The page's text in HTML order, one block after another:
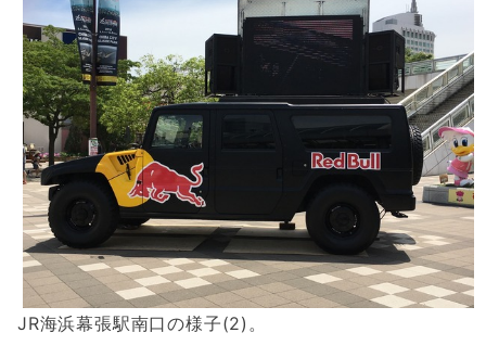
JR海浜幕張駅南口の様子(2)。